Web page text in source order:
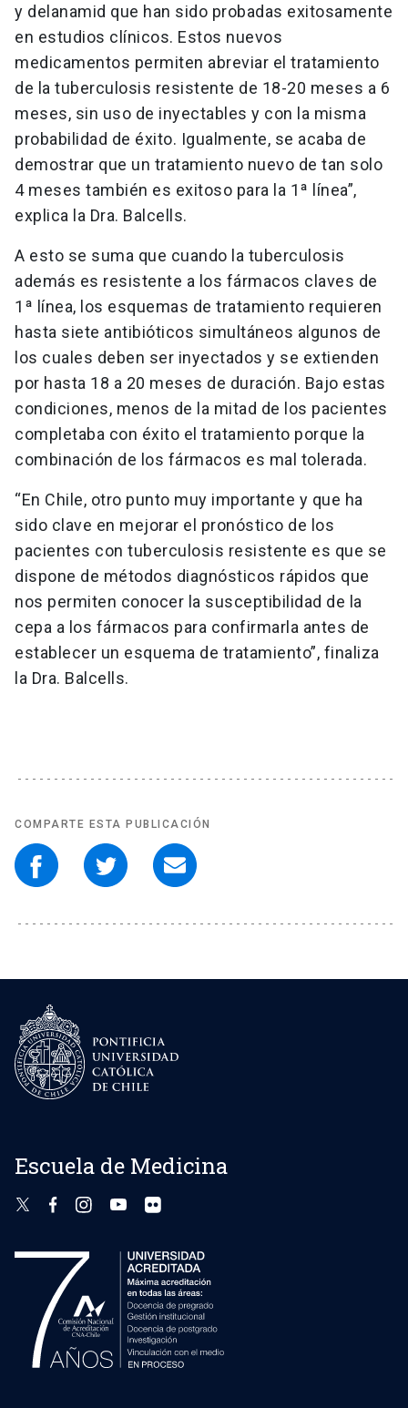
y delanamid que han sido probadas exitosamente
en estudios clínicos. Estos nuevos
medicamentos permiten abreviar el tratamiento
de la tuberculosis resistente de 18-20 meses a 6
meses, sin uso de inyectables y con la misma
probabilidad de éxito. Igualmente, se acaba de
demostrar que un tratamiento nuevo de tan solo
4 meses también es exitoso para la 1ª línea”,
explica la Dra. Balcells.
A esto se suma que cuando la tuberculosis
además es resistente a los fármacos claves de
1ª línea, los esquemas de tratamiento requieren
hasta siete antibióticos simultáneos algunos de
los cuales deben ser inyectados y se extienden
por hasta 18 a 20 meses de duración. Bajo estas
condiciones, menos de la mitad de los pacientes
completaba con éxito el tratamiento porque la
combinación de los fármacos es mal tolerada.
“En Chile, otro punto muy importante y que ha
sido clave en mejorar el pronóstico de los
pacientes con tuberculosis resistente es que se
dispone de métodos diagnósticos rápidos que
nos permiten conocer la susceptibilidad de la
cepa a los fármacos para confirmarla antes de
establecer un esquema de tratamiento”, finaliza
la Dra. Balcells.
COMPARTE ESTA PUBLICACIÓN
Escuela de Medicina